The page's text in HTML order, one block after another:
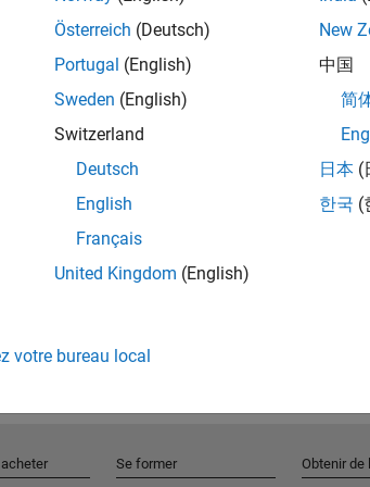
Rejoignez
Recevez des
personnalisées,
Österreich (Deutsch)
Portugal (English)
Sweden (English)
Switzerland
Deutsch
English
Français
United Kingdom (English)
New
中国
简
日本 (
한국 (
votre bureau local
Se former Obtenir de